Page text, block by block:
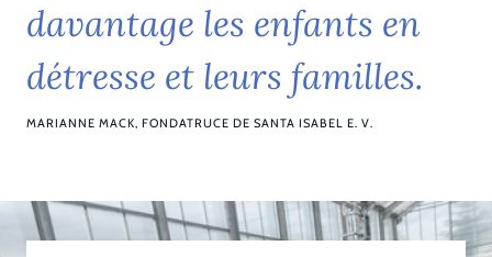
davantage les enfants en
détresse et leurs familles.
MARIANNE MACK, FONDATRUCE DE SANTA ISABEL E. V.